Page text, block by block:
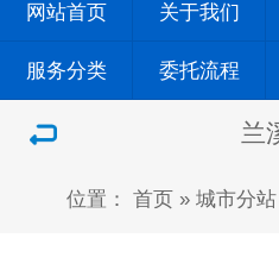
网站首页 关于我们
服务分类 委托流程
兰
位置： 首页 » 城市分站